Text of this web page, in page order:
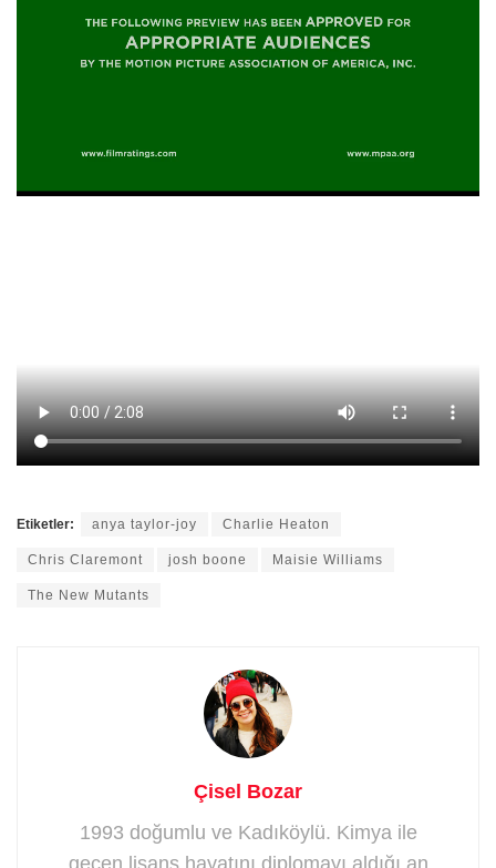
Etiketler: anya taylor-joy Charlie Heaton
Chris Claremont josh boone Maisie Williams
The New Mutants
Çisel Bozar
1993 doğumlu ve Kadıköylü. Kimya ile